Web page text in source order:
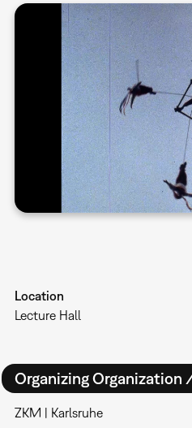
Location
Lecture Hall
Organizing
ZKM | Karlsruhe